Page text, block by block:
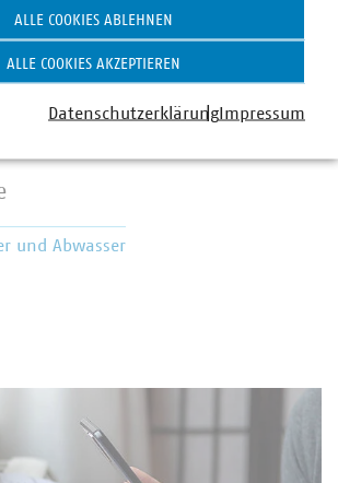
Recht, Finanzen und Steuern
Recht
132
und Abwasser
ALLE COOKIES ABLEHNEN
ALLE COOKIES AKZEPTIEREN
DatenschutzerklärungImpressum